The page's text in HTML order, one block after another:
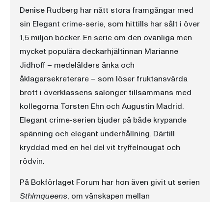
Denise Rudberg har nått stora framgångar med
sin Elegant crime-serie, som hittills har sålt i över
1,5 miljon böcker. En serie om den ovanliga men
mycket populära deckarhjältinnan Marianne
Jidhoff – medelålders änka och
åklagarsekreterare – som löser fruktansvärda
brott i överklassens salonger tillsammans med
kollegorna Torsten Ehn och Augustin Madrid.
Elegant crime-serien bjuder på både krypande
spänning och elegant underhållning. Därtill
kryddad med en hel del vit tryffelnougat och
rödvin.
På Bokförlaget Forum har hon även givit ut serien
Sthlmqueens, om vänskapen mellan